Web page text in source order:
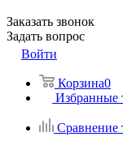
Заказать звонок
Задать вопрос
Войти
Корзина0
Избранные
Сравнение